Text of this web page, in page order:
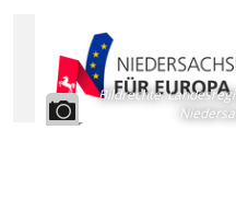
Bildrechte: